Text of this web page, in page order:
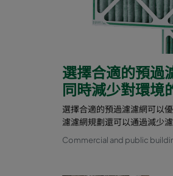
選擇合適的預過
同時減少對環境
選擇合適的預過濾濾網可以
濾濾網規劃還可以通過減少
Commercial and public